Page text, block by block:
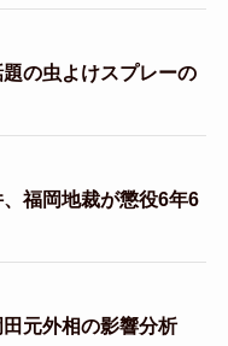
の虫よけスプレーの
福岡地裁が懲役6年6
元外相の影響分析